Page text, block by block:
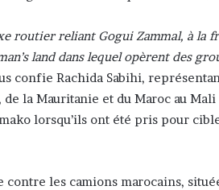
routier reliant Gogui Zammal, à la
land dans lequel opèrent des
confie Rachida Sabihi,
de la Mauritanie et du Maroc au
lorsqu’ils ont été pris pour
contre les camions marocains,